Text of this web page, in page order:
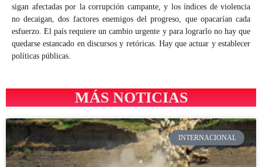
sigan afectadas por la corrupción campante, y los índices de violencia
no decaigan, dos factores enemigos del progreso, que opacarían cada
esfuerzo. El país requiere un cambio urgente y para lograrlo no hay que
quedarse estancado en discursos y retóricas. Hay que actuar y establecer
políticas públicas.
MÁS NOTICIAS
INTERNACIONAL